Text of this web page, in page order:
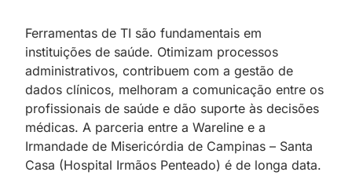
Ferramentas de TI são fundamentais em
instituições de saúde. Otimizam processos
administrativos, contribuem com a gestão de
dados clínicos, melhoram a comunicação entre os
profissionais de saúde e dão suporte às decisões
médicas. A parceria entre a Wareline e a
Irmandade de Misericórdia de Campinas – Santa
Casa (Hospital Irmãos Penteado) é de longa data.